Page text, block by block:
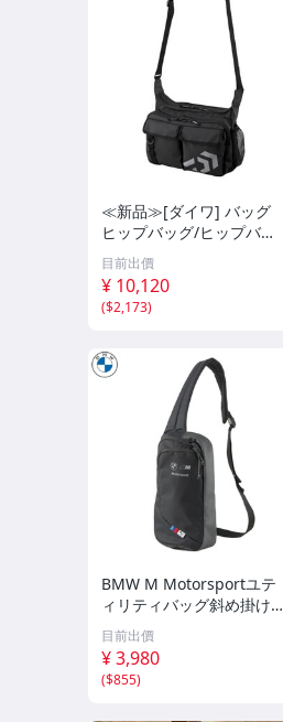
≪新品≫[ダイワ] バッグ
ヒップバッグ/ヒップバッ
グLT/ショルダーバッグ/シ
ョルダーポーチ/ワンショ
ルダーLT/サイドフィット
目前出價
¥ 10,120
($2,173)
BMW M Motorsportユテ
ィリティバッグ斜め掛けバ
ッグショルダーバッグ
目前出價
¥ 3,980
($855)